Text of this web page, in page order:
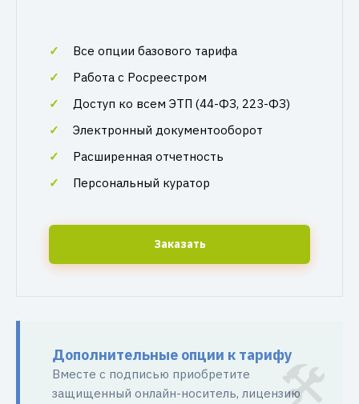
Все опции базового тарифа
Работа с Росреестром
Доступ ко всем ЭТП (44-ФЗ, 223-ФЗ)
Электронный документооборот
Расширенная отчетность
Персональный куратор
Заказать
Дополнительные опции к тарифу
Вместе с подписью приобретите
защищенный онлайн-носитель, лицензию